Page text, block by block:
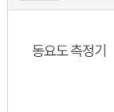
동요도 측정기